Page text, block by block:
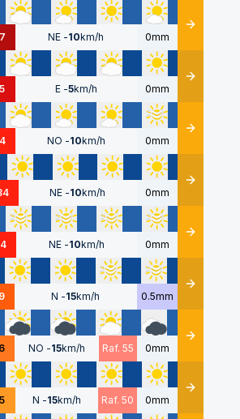
NE -10km/h 0mm Détails
E -5km/h 0mm Détails
NO -10km/h 0mm Détails
NE -10km/h 0mm Détails
NE -10km/h 0mm Détails
N -15km/h 0.5mm Détails
NO -15km/h Raf. 55 0mm Détails
N -15km/h Raf. 50 0mm Détails